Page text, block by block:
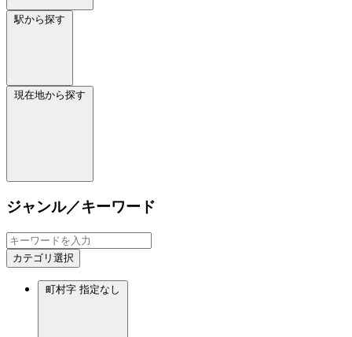
駅から探す
現在地から探す
ジャンル／キーワード
カテゴリ選択
町村字 指定なし